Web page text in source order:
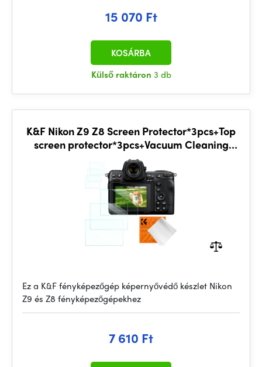
15 070 Ft
Külső raktáron 3 db
KOSÁRBA
K&F Nikon Z9 Z8 Screen Protector*3pcs+Top
screen protector*3pcs+Vacuum Cleaning
Cloth*1
Ez a K&F fényképezőgép képernyővédő készlet Nikon
Z9 és Z8 fényképezőgépekhez
7 610 Ft